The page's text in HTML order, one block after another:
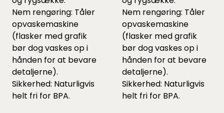
Nem rengøring: Tåler
opvaskemaskine
(flasker med grafik
bør dog vaskes op i
hånden for at bevare
detaljerne).
Sikkerhed: Naturligvis
helt fri for BPA.
Nem rengøring: Tåler
opvaskemaskine
(flasker med grafik
bør dog vaskes op i
hånden for at bevare
detaljerne).
Sikkerhed: Naturligvis
helt fri for BPA.